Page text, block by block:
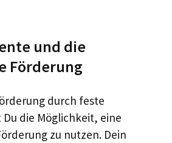
und die
Förderung
durch feste
Du die Möglichkeit, eine
zu nutzen. Dein